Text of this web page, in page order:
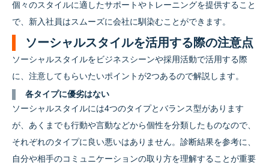
個々のスタイルに適したサポートやトレーニングを提供すること
で、新入社員はスムーズに会社に馴染むことができます。
ソーシャルスタイルを活用する際の注意点
ソーシャルスタイルをビジネスシーンや採用活動で活用する際
に、注意してもらいたいポイントが2つあるので解説します。
各タイプに優劣はない
ソーシャルスタイルには4つのタイプとバランス型があります
が、あくまでも行動や言動などから個性を分類したものなので、
それぞれのタイプに良い悪いはありません。診断結果を参考に、
自分や相手のコミュニケーションの取り方を理解することが重要